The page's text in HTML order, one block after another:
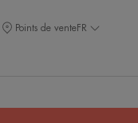
Points de venteFR